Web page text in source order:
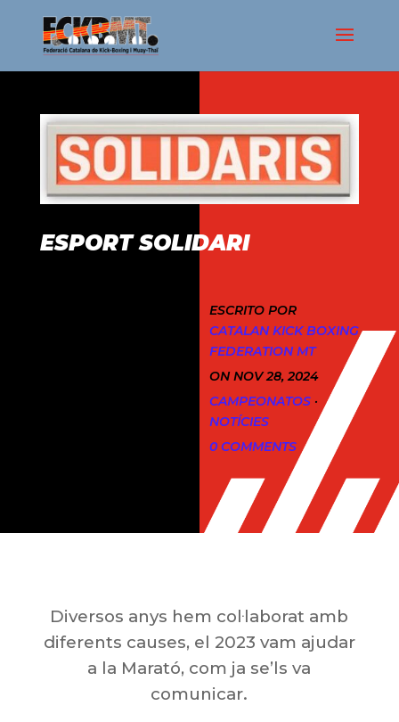
ESPORT SOLIDARI
ESCRITO POR
CATALAN KICK BOXING
FEDERATION MT
ON NOV 28, 2024
CAMPEONATOS·
NOTÍCIES
0 COMMENTS
Diversos anys hem col·laborat amb
diferents causes, el 2023 vam ajudar
a la Marató, com ja se’ls va
comunicar.